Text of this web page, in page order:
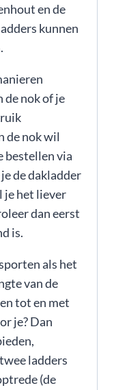
en de
kunnen
de nok of je
de nok wil
bestellen via
de dakladder
je het liever
dan eerst
is.
als het
van de
tot en met
je? Dan
ladders
(de